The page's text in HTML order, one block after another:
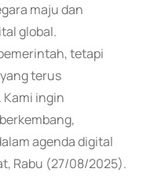
maju dan
global.
tetapi
terus
ingin
agenda digital
Rabu (27/08/2025).